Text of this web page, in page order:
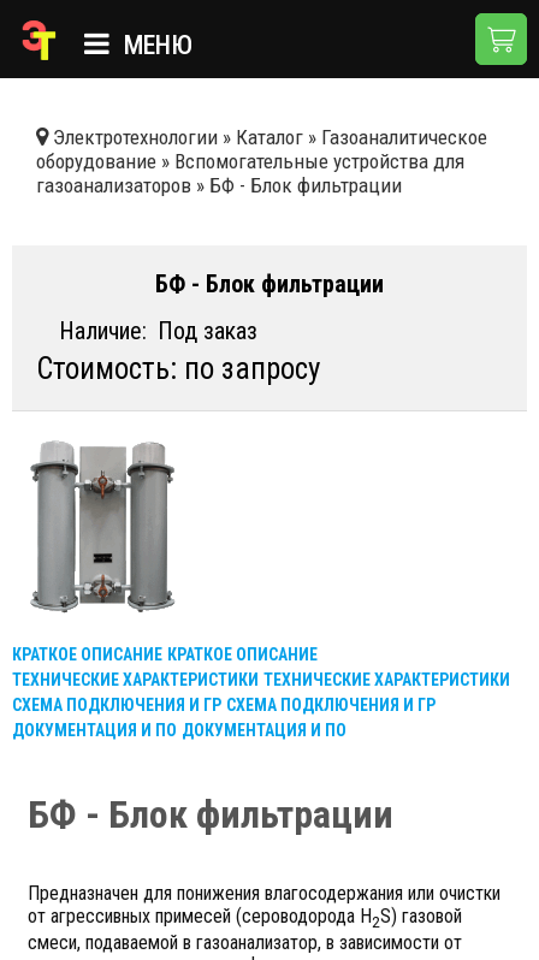
МЕНЮ
КАТАЛОГ
НОВОСТИ
ДОСТАВКА И ОПЛАТА
КОНТАКТЫ
Электротехнологии » Каталог » Газоаналитическое
оборудование » Вспомогательные устройства для
газоанализаторов » БФ - Блок фильтрации
БФ - Блок фильтрации
Наличие: Под заказ
Стоимость: по запросу
КРАТКОЕ ОПИСАНИЕ КРАТКОЕ ОПИСАНИЕ
ТЕХНИЧЕСКИЕ ХАРАКТЕРИСТИКИ ТЕХНИЧЕСКИЕ ХАРАКТЕРИСТИКИ
СХЕМА ПОДКЛЮЧЕНИЯ И ГР СХЕМА ПОДКЛЮЧЕНИЯ И ГР
ДОКУМЕНТАЦИЯ И ПО ДОКУМЕНТАЦИЯ И ПО
БФ - Блок фильтрации
Предназначен для понижения влагосодержания или очистки
от агрессивных примесей (сероводорода H2S) газовой
смеси, подаваемой в газоанализатор, в зависимости от